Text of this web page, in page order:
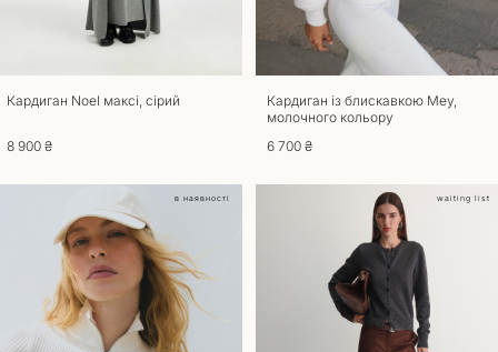
Для повернення та обміну товару потрібна наявність документа, що
підтверджує покупку. Товари, що були у вживанні до повернення та
обміну не приймаються. Повернути товар можливо, якщо збережено
його товарний вигляд, ярлики та етикетки. Термін повернення та
обміну – 14 днів з моменту отримання замовлення. Звертаємо вашу
увагу на те, що товари індивідуального пошиття не підлягають обміну
оплачується за рахунок покупця. У разі якщо ви отримали товар
Кардиган Noel максі, сірий
8 900 ₴
Кардиган із блискавкою Mey,
молочного кольору
6 700 ₴
в наявності waiting list